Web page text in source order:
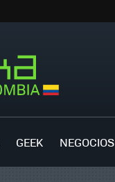
GEEK NEGOCIOS